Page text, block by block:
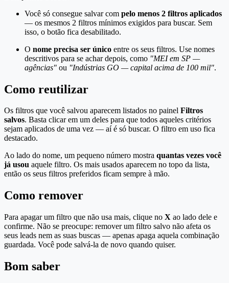
Você só consegue salvar com pelo menos 2 filtros aplicados
— os mesmos 2 filtros mínimos exigidos para buscar. Sem
isso, o botão fica desabilitado.
O nome precisa ser único entre os seus filtros. Use nomes
descritivos para se achar depois, como "MEI em SP —
agências" ou "Indústrias GO — capital acima de 100 mil".
Como reutilizar
Os filtros que você salvou aparecem listados no painel Filtros
salvos. Basta clicar em um deles para que todos aqueles critérios
sejam aplicados de uma vez — aí é só buscar. O filtro em uso fica
destacado.
Ao lado do nome, um pequeno número mostra quantas vezes você
já usou aquele filtro. Os mais usados aparecem no topo da lista,
então os seus filtros preferidos ficam sempre à mão.
Como remover
Para apagar um filtro que não usa mais, clique no X ao lado dele e
confirme. Não se preocupe: remover um filtro salvo não afeta os
seus leads nem as suas buscas — apenas apaga aquela combinação
guardada. Você pode salvá-la de novo quando quiser.
Bom saber